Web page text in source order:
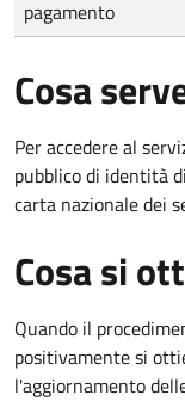
pagamento
Cosa
Per accedere al
pubblico di identità
carta nazionale dei
Cosa si
Quando il
positivamente si
l'aggiornamento